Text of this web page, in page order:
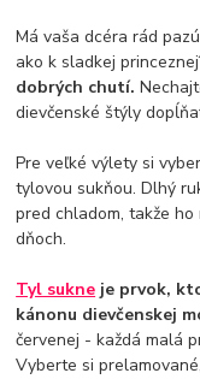
Má vaša dcéra rád
ako k sladkej
dobrých chutí.
dievčenské štýly
Pre veľké výlety si
tylovou sukňou. Dlhý
pred chladom, takže
dňoch.
Tyl sukne je prvok,
kánonu dievčenskej
červenej - každá malá
Vyberte si